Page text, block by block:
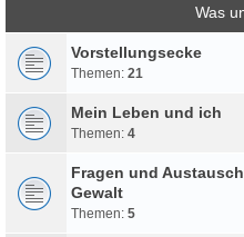
Was
Vorstellungsecke
Themen: 21
Mein Leben und ich
Themen: 4
Fragen und
Gewalt
Themen: 5